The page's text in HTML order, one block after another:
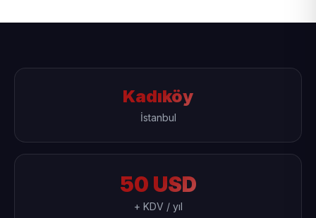
Kadıköy
İstanbul
50 USD
+ KDV / yıl